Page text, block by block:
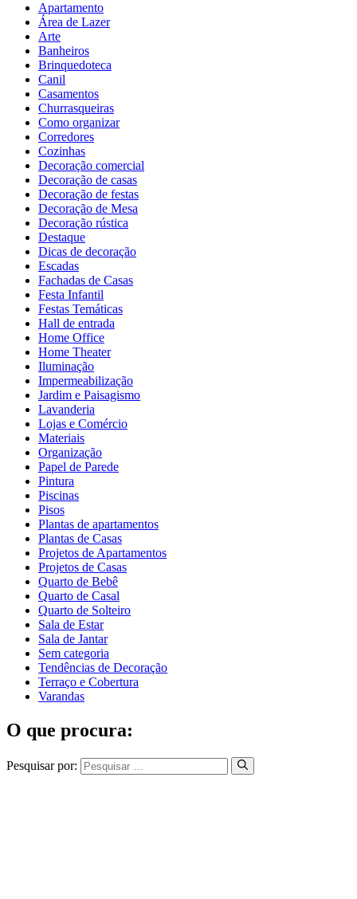
Apartamento
Área de Lazer
Arte
Banheiros
Brinquedoteca
Canil
Casamentos
Churrasqueiras
Como organizar
Corredores
Cozinhas
Decoração comercial
Decoração de casas
Decoração de festas
Decoração de Mesa
Decoração rústica
Destaque
Dicas de decoração
Escadas
Fachadas de Casas
Festa Infantil
Festas Temáticas
Hall de entrada
Home Office
Home Theater
Iluminação
Impermeabilização
Jardim e Paisagismo
Lavanderia
Lojas e Comércio
Materiais
Organização
Papel de Parede
Pintura
Piscinas
Pisos
Plantas de apartamentos
Plantas de Casas
Projetos de Apartamentos
Projetos de Casas
Quarto de Bebê
Quarto de Casal
Quarto de Solteiro
Sala de Estar
Sala de Jantar
Sem categoria
Tendências de Decoração
Terraço e Cobertura
Varandas
O que procura:
Pesquisar por: